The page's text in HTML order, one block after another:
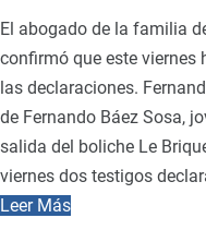
El abogado de la familia
confirmó que este viernes
las declaraciones.
de Fernando Báez Sosa,
salida del boliche Le
viernes dos testigos
Leer Más